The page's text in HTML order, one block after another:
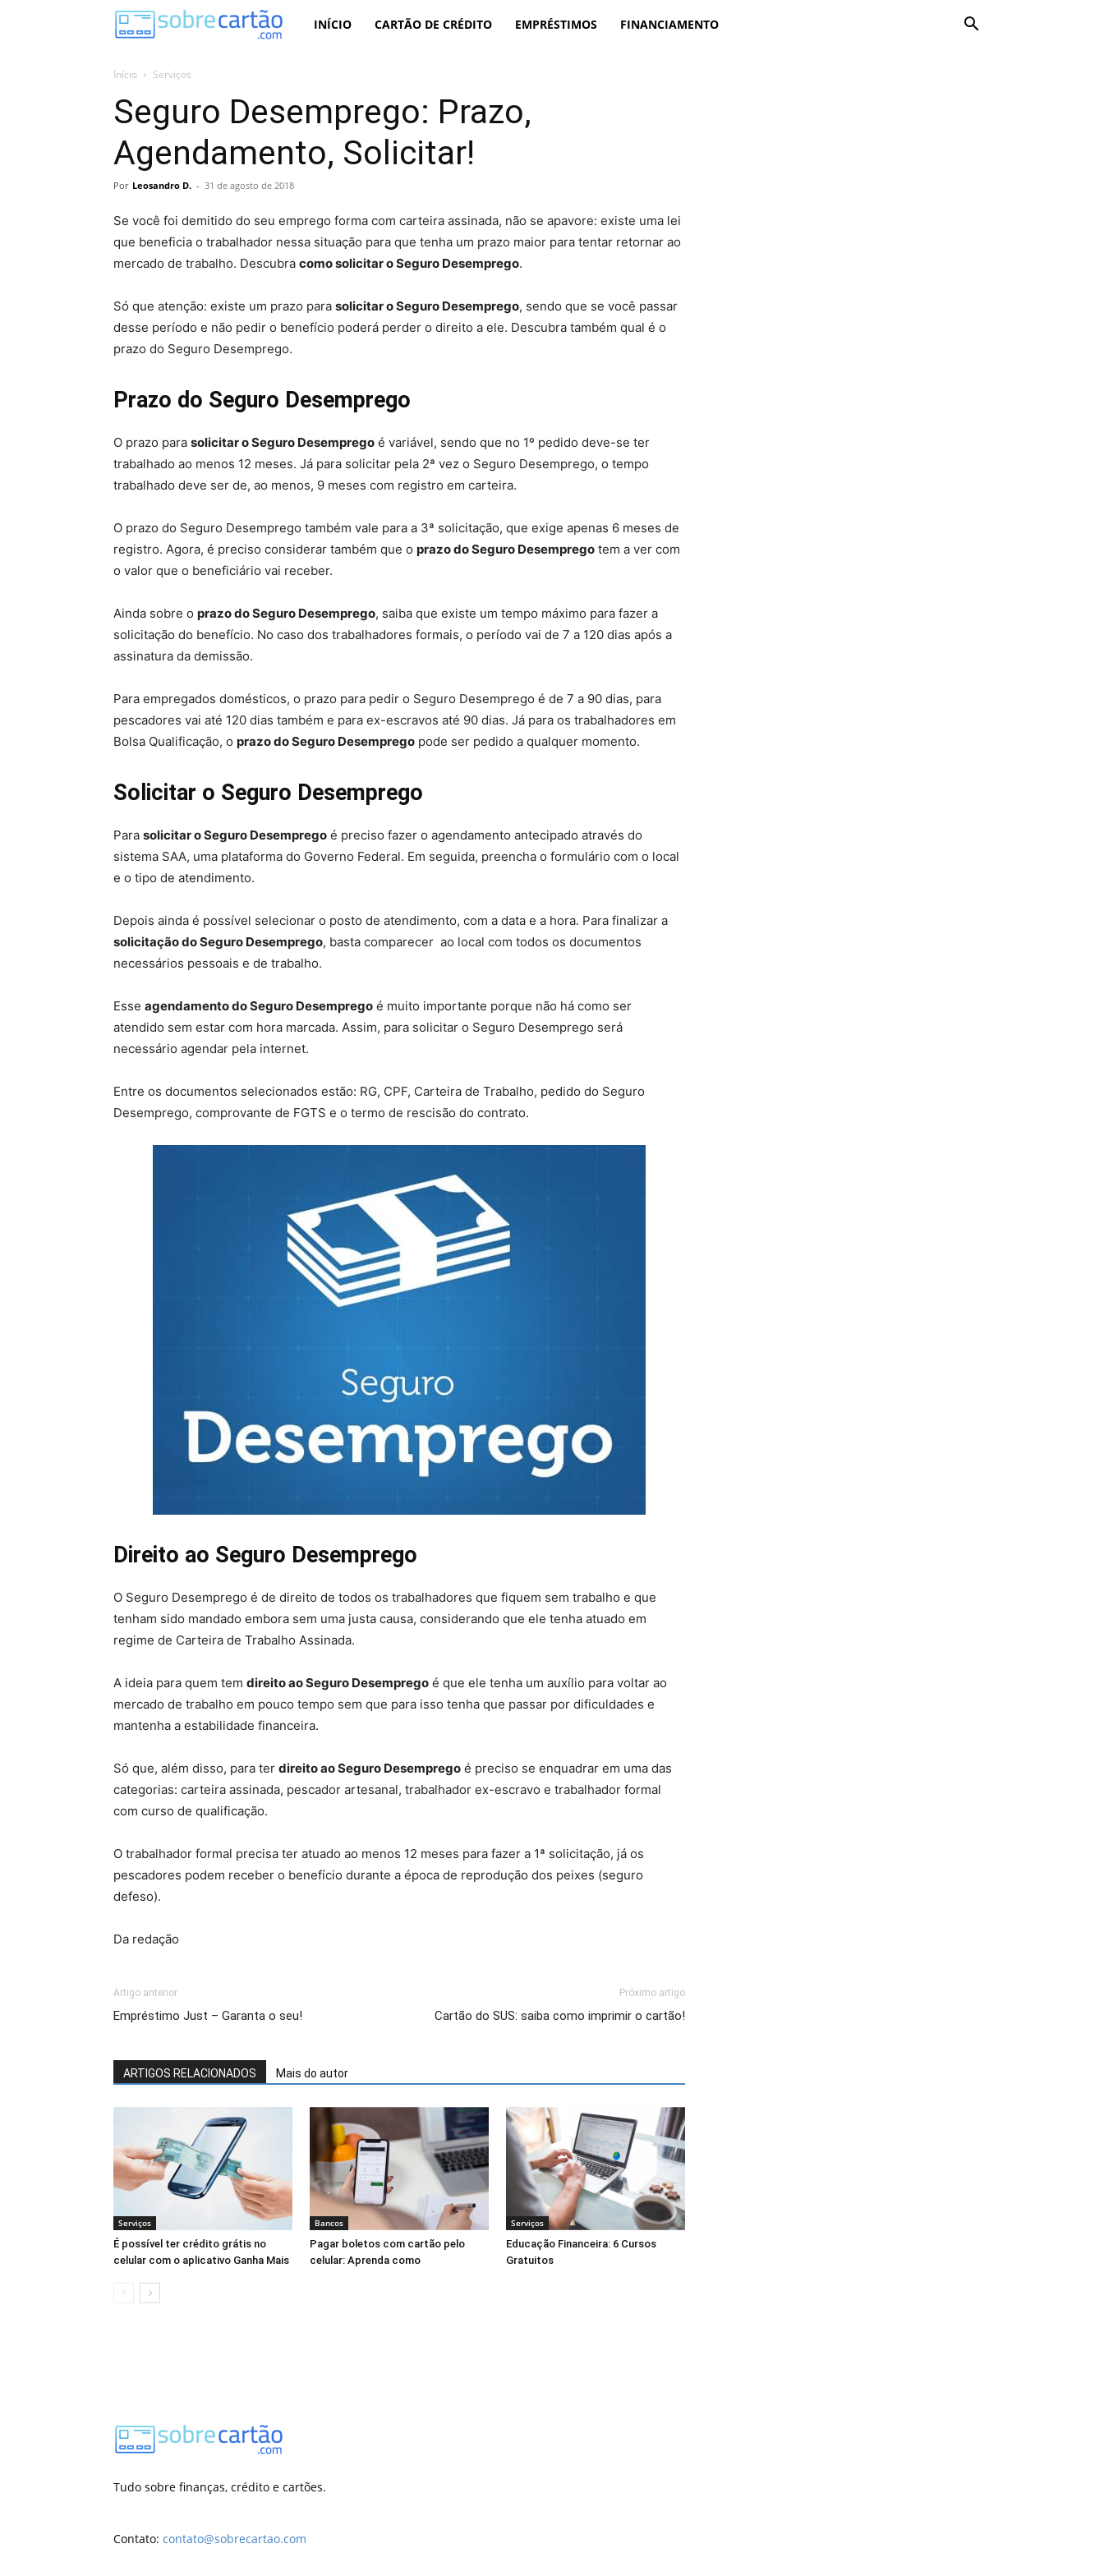
Sobre
INÍCIO CARTÃO DE CRÉDITO EMPRÉSTIMOS FINANCIAMENTO
Início Serviços
Seguro Desemprego: Prazo,
Agendamento, Solicitar!
Por Leosandro D. - 31 de agosto de 2018
Se você foi demitido do seu emprego forma com carteira assinada, não se apavore: existe uma lei
que beneficia o trabalhador nessa situação para que tenha um prazo maior para tentar retornar ao
mercado de trabalho. Descubra como solicitar o Seguro Desemprego.
Só que atenção: existe um prazo para solicitar o Seguro Desemprego, sendo que se você passar
desse período e não pedir o benefício poderá perder o direito a ele. Descubra também qual é o
prazo do Seguro Desemprego.
Prazo do Seguro Desemprego
O prazo para solicitar o Seguro Desemprego é variável, sendo que no 1º pedido deve-se ter
trabalhado ao menos 12 meses. Já para solicitar pela 2ª vez o Seguro Desemprego, o tempo
trabalhado deve ser de, ao menos, 9 meses com registro em carteira.
O prazo do Seguro Desemprego também vale para a 3ª solicitação, que exige apenas 6 meses de
registro. Agora, é preciso considerar também que o prazo do Seguro Desemprego tem a ver com
o valor que o beneficiário vai receber.
Ainda sobre o prazo do Seguro Desemprego, saiba que existe um tempo máximo para fazer a
solicitação do benefício. No caso dos trabalhadores formais, o período vai de 7 a 120 dias após a
assinatura da demissão.
Para empregados domésticos, o prazo para pedir o Seguro Desemprego é de 7 a 90 dias, para
pescadores vai até 120 dias também e para ex-escravos até 90 dias. Já para os trabalhadores em
Bolsa Qualificação, o prazo do Seguro Desemprego pode ser pedido a qualquer momento.
Solicitar o Seguro Desemprego
Para solicitar o Seguro Desemprego é preciso fazer o agendamento antecipado através do
sistema SAA, uma plataforma do Governo Federal. Em seguida, preencha o formulário com o local
e o tipo de atendimento.
Depois ainda é possível selecionar o posto de atendimento, com a data e a hora. Para finalizar a
solicitação do Seguro Desemprego, basta comparecer ao local com todos os documentos
necessários pessoais e de trabalho.
Esse agendamento do Seguro Desemprego é muito importante porque não há como ser
atendido sem estar com hora marcada. Assim, para solicitar o Seguro Desemprego será
necessário agendar pela internet.
Entre os documentos selecionados estão: RG, CPF, Carteira de Trabalho, pedido do Seguro
Desemprego, comprovante de FGTS e o termo de rescisão do contrato.
Direito ao Seguro Desemprego
O Seguro Desemprego é de direito de todos os trabalhadores que fiquem sem trabalho e que
tenham sido mandado embora sem uma justa causa, considerando que ele tenha atuado em
regime de Carteira de Trabalho Assinada.
A ideia para quem tem direito ao Seguro Desemprego é que ele tenha um auxílio para voltar ao
mercado de trabalho em pouco tempo sem que para isso tenha que passar por dificuldades e
mantenha a estabilidade financeira.
Só que, além disso, para ter direito ao Seguro Desemprego é preciso se enquadrar em uma das
categorias: carteira assinada, pescador artesanal, trabalhador ex-escravo e trabalhador formal
com curso de qualificação.
O trabalhador formal precisa ter atuado ao menos 12 meses para fazer a 1ª solicitação, já os
pescadores podem receber o benefício durante a época de reprodução dos peixes (seguro
defeso).
Da redação
Artigo anterior
Empréstimo Just – Garanta o seu!
Próximo artigo
Cartão do SUS: saiba como imprimir o cartão!
ARTIGOS RELACIONADOS Mais do autor
Serviços
É possível ter crédito grátis no
celular com o aplicativo Ganha Mais
Bancos
Pagar boletos com cartão pelo
celular: Aprenda como
Serviços
Educação Financeira: 6 Cursos
Gratuitos
Tudo sobre finanças, crédito e cartões.
Contato: contato@sobrecartao.com